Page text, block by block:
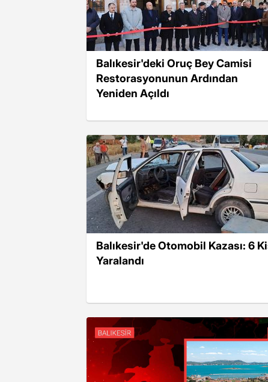
Balıkesir'deki Oruç Bey Camisi
Restorasyonunun Ardından
Yeniden Açıldı
Balıkesir'de Otomobil Kazası: 6
Yaralandı